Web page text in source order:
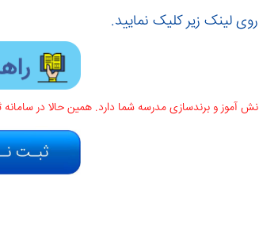
روی لینک زیر کلیک نمایید.
و برندسازی مدرسه شما دارد. همین حالا در سامانه